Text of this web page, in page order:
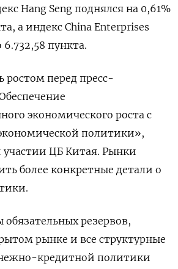
Hang Seng поднялся на 0,61%
а индекс China Enterprises
6.732,58 пункта.
ростом перед пресс-
экономического роста с
политики»,
ЦБ Китая. Рынки
более конкретные детали о
резервов,
рынке и все структурные
кредитной политики